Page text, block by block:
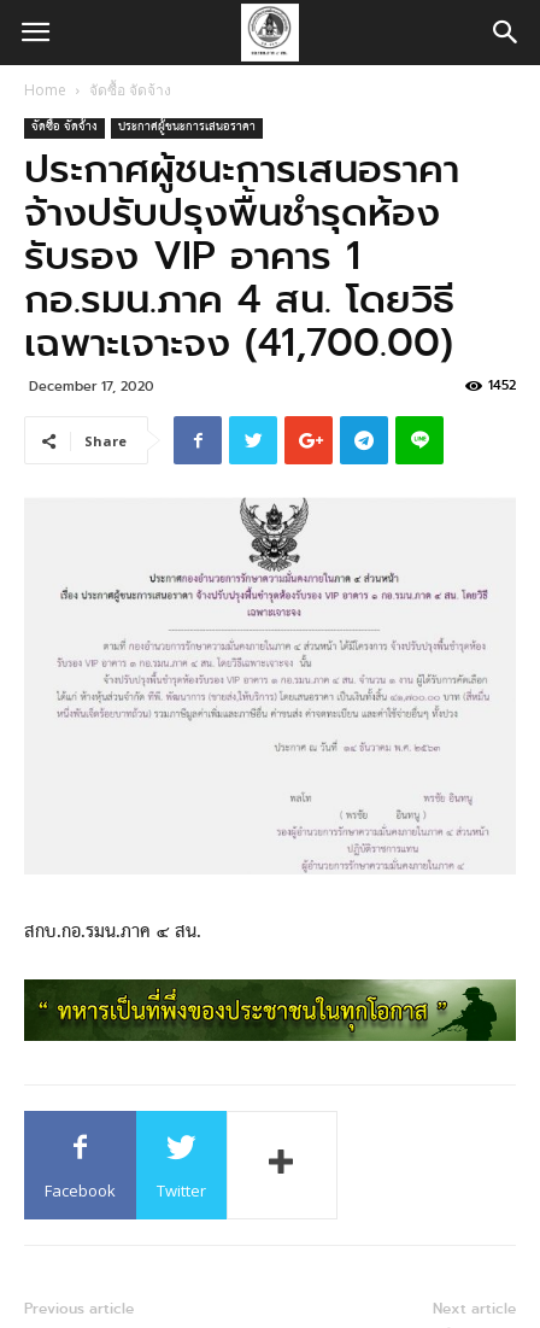
Home จัดซื้อ จัดจ้าง
จัดซื้อ จัดจ้าง ประกาศผู้ชนะการเสนอราคา
ประกาศผู้ชนะการเสนอราคา
จ้างปรับปรุงพื้นชำรุดห้อง
รับรอง VIP อาคาร 1
กอ.รมน.ภาค 4 สน. โดยวิธี
เฉพาะเจาะจง (41,700.00)
December 17, 2020 1452
Share
สกบ.กอ.รมน.ภาค ๔ สน.
Facebook Twitter
Previous article Next article